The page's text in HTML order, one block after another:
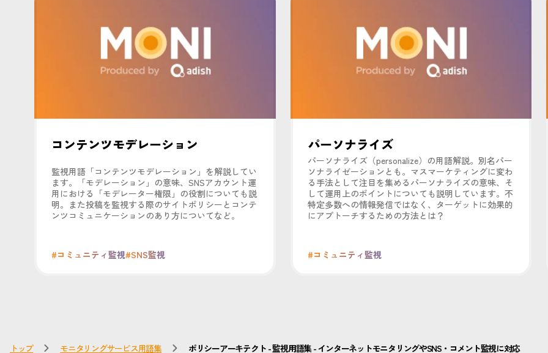
コンテンツモデレーション
監視用語「コンテンツモデレーション」を解説してい
ます。「モデレーション」の意味、SNSアカウント運
用における「モデレーター権限」の役割についても説
明。また投稿を監視する際のサイトポリシーとコンテ
ンツコミュニケーションのあり方についてなど。
#コミュニティ監視#SNS監視
パーソナライズ
パーソナライズ（personalize）の用語解説。別名パー
ソナライゼーションとも。マスマーケティングに変わ
る手法として注目を集めるパーソナライズの意味、そ
して運用上のポイントについても説明しています。不
特定多数への情報発信ではなく、ターゲットに効果的
にアプトーチするための方法とは？
#コミュニティ監視
トップ モニタリングサービス用語集 ポリシーアーキテクト - 監視用語集 - インターネットモニタリングやSNS・コメント監視に対応